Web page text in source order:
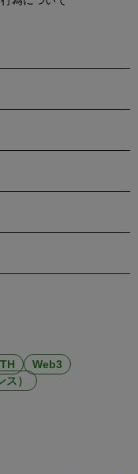
Web3
）